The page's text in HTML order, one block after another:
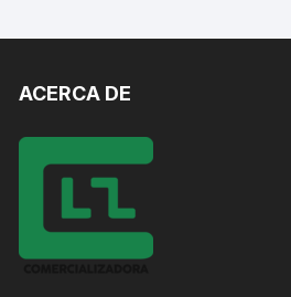
ACERCA DE